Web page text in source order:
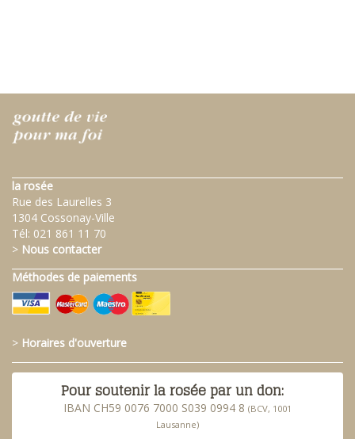
la rosée
Rue des Laurelles 3
1304 Cossonay-Ville
Tél: 021 861 11 70
> Nous contacter
Méthodes de paiements
> Horaires d'ouverture
Pour soutenir la rosée par un don:
IBAN CH59 0076 7000 S039 0994 8 (BCV, 1001
Lausanne)